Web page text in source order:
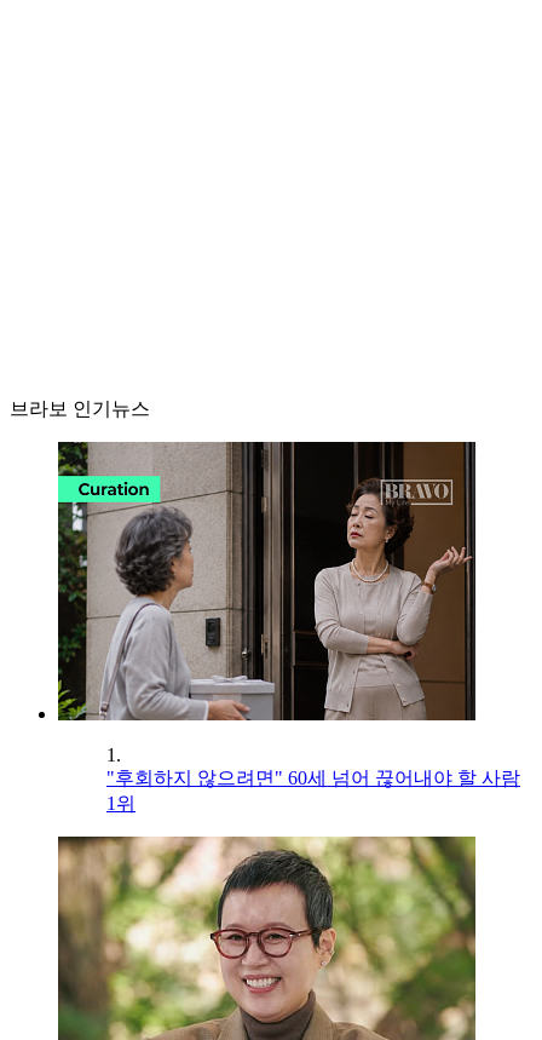
브라보 인기뉴스
1.
"후회하지 않으려면" 60세 넘어 끊어내야 할 사람
1위